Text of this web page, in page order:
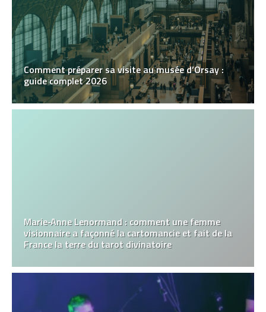
Comment préparer sa visite au musée d’Orsay :
guide complet 2026
Marie‑Anne Lenormand : comment une femme
visionnaire a façonné la cartomancie et fait de la
France la terre du tarot divinatoire